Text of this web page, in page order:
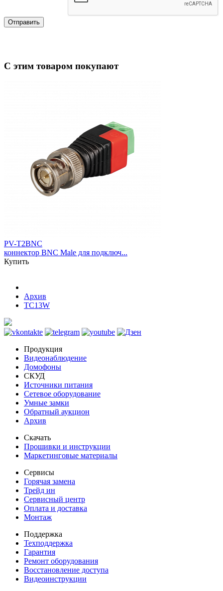
Отправить
С этим товаром покупают
PV-T2BNC
коннектор BNC Male для подключ...
Купить
Архив
TC13W
Продукция
Видеонаблюдение
Домофоны
СКУД
Источники питания
Сетевое оборудование
Умные замки
Обратный аукцион
Архив
Скачать
Прошивки и инструкции
Маркетинговые материалы
Сервисы
Горячая замена
Трейд ин
Сервисный центр
Оплата и доставка
Монтаж
Поддержка
Техподдержка
Гарантия
Ремонт оборудования
Восстановление доступа
Видеоинструкции